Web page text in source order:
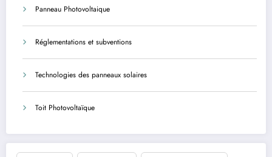
Panneau Photovoltaique
Réglementations et subventions
Technologies des panneaux solaires
Toit Photovoltaïque